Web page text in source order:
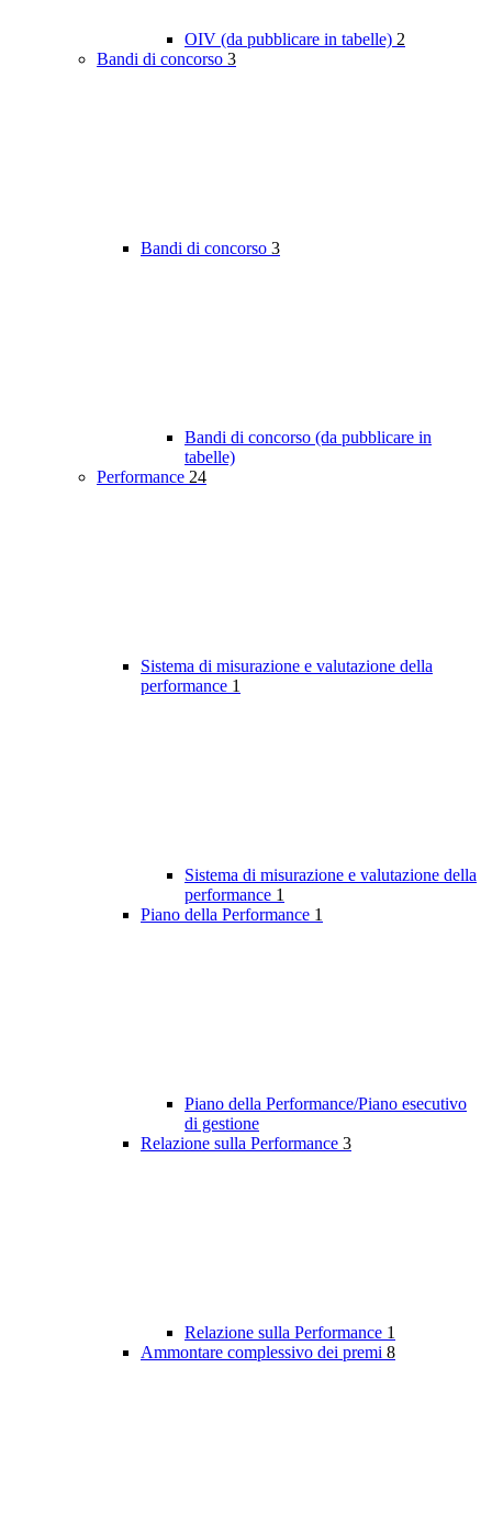
OIV (da pubblicare in tabelle) 2
Bandi di concorso 3
Bandi di concorso 3
Bandi di concorso (da pubblicare in
tabelle)
Performance 24
Sistema di misurazione e valutazione della
performance 1
Sistema di misurazione e valutazione della
performance 1
Piano della Performance 1
Piano della Performance/Piano esecutivo
di gestione
Relazione sulla Performance 3
Relazione sulla Performance 1
Ammontare complessivo dei premi 8